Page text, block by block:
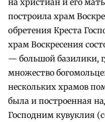
на христиан и его
построила храм
обретения Креста
храм Воскресения
— большой базилики,
множество
нескольких храмов
была и построенная
Господним кувуклия